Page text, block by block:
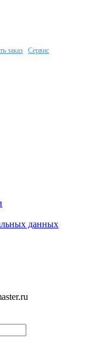
заказ Сервис
данных